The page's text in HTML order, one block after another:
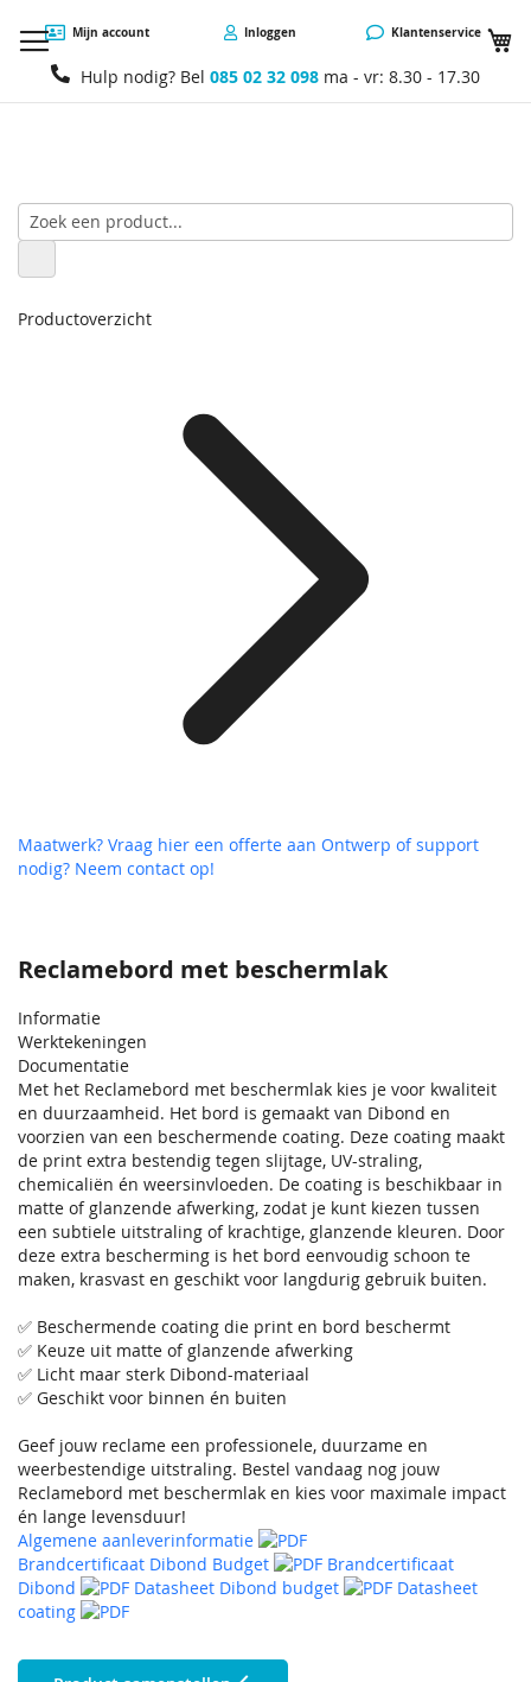
Mijn account Inloggen Klantenservice
Hulp nodig? Bel 085 02 32 098 ma - vr: 8.30 - 17.30
Reclamebord met beschermlak
Informatie
Werktekeningen
Documentatie
Met het Reclamebord met beschermlak kies je voor kwaliteit
en duurzaamheid. Het bord is gemaakt van Dibond en
voorzien van een beschermende coating. Deze coating maakt
de print extra bestendig tegen slijtage, UV-straling,
chemicaliën én weersinvloeden. De coating is beschikbaar in
matte of glanzende afwerking, zodat je kunt kiezen tussen
een subtiele uitstraling of krachtige, glanzende kleuren. Door
deze extra bescherming is het bord eenvoudig schoon te
maken, krasvast en geschikt voor langdurig gebruik buiten.
✅ Beschermende coating die print en bord beschermt
✅ Keuze uit matte of glanzende afwerking
✅ Licht maar sterk Dibond-materiaal
✅ Geschikt voor binnen én buiten
Geef jouw reclame een professionele, duurzame en
weerbestendige uitstraling. Bestel vandaag nog jouw
Reclamebord met beschermlak en kies voor maximale impact
én lange levensduur!
Algemene aanleverinformatie
Brandcertificaat Dibond Budget
Brandcertificaat
Dibond
Datasheet Dibond budget
Datasheet
coating
Productoverzicht
Maatwerk? Vraag hier een offerte aan Ontwerp of support
nodig? Neem contact op!